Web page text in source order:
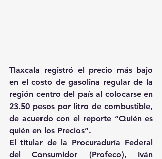
Tlaxcala registró el precio más bajo
en el costo de gasolina regular de la
región centro del país al colocarse en
23.50 pesos por litro de combustible,
de acuerdo con el reporte “Quién es
quién en los Precios”.
El titular de la Procuraduría Federal
del Consumidor (Profeco), Iván